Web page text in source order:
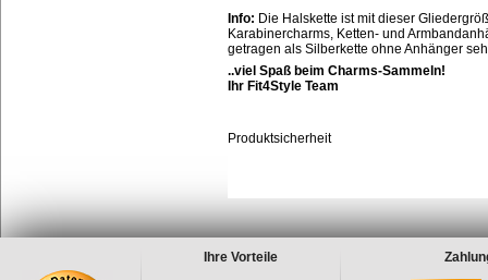
Info: Die Halskette ist mit dieser
Karabinercharms, Ketten- und
getragen als Silberkette ohne Anhänger
..viel Spaß beim Charms-Sammeln!
Ihr Fit4Style Team
Produktsicherheit
Ihre Vorteile